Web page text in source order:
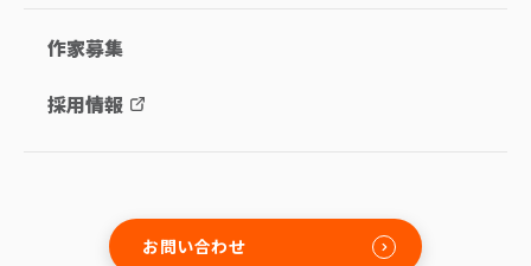
作家募集
採用情報
お問い合わせ